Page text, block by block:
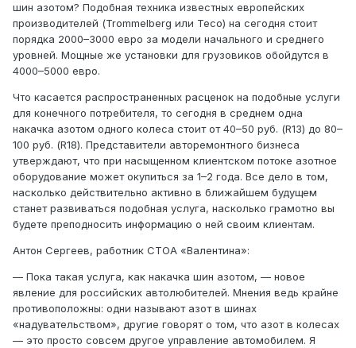
шин азотом? Подобная техника известных европейских
производителей (Trommelberg или Teco) на сегодня стоит
порядка 2000–3000 евро за модели начального и среднего
уровней. Мощные же установки для грузовиков обойдутся в
4000–5000 евро.
Что касается распространенных расценок на подобные услуги
для конечного потребителя, то сегодня в среднем одна
накачка азотом одного колеса стоит от 40–50 руб. (R13) до 80–
100 руб. (R18). Представители авторемонтного бизнеса
утверждают, что при насыщенном клиентском потоке азотное
оборудование может окупиться за 1–2 года. Все дело в том,
насколько действительно активно в ближайшем будущем
станет развиваться подобная услуга, насколько грамотно вы
будете преподносить информацию о ней своим клиентам.
Антон Сергеев, работник СТОА «Валентина»:
— Пока такая услуга, как накачка шин азотом, — новое
явление для российских автолюбителей. Мнения ведь крайне
противоположны: одни называют азот в шинах
«надувательством», другие говорят о том, что азот в колесах
— это просто совсем другое управление автомобилем. Я